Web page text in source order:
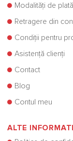
Modalități de plată
Retragere din
Condiții pentru
Asistență clienți
Contact
Blog
Contul meu
ALTE INFORMATII